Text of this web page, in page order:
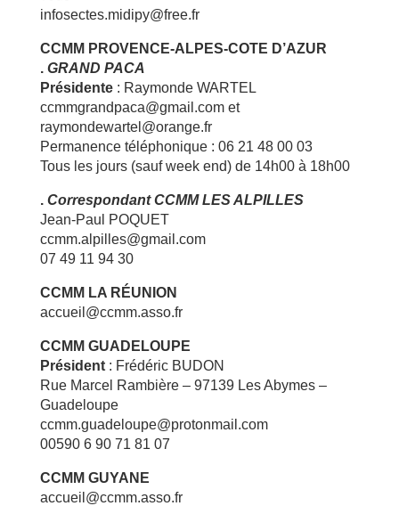
infosectes.midipy@free.fr
CCMM PROVENCE-ALPES-COTE D’AZUR
. GRAND PACA
Présidente: Raymonde WARTEL
ccmmgrandpaca@gmail.com et
raymondewartel@orange.fr
Permanence téléphonique : 06 21 48 00 03
Tous les jours (sauf week end) de 14h00 à 18h00
. Correspondant CCMM LES ALPILLES
Jean-Paul POQUET
ccmm.alpilles@gmail.com
07 49 11 94 30
CCMM LA RÉUNION
accueil@ccmm.asso.fr
CCMM GUADELOUPE
Président: Frédéric BUDON
Rue Marcel Rambière – 97139 Les Abymes –
Guadeloupe
ccmm.guadeloupe@protonmail.com
00590 6 90 71 81 07
CCMM GUYANE
accueil@ccmm.asso.fr